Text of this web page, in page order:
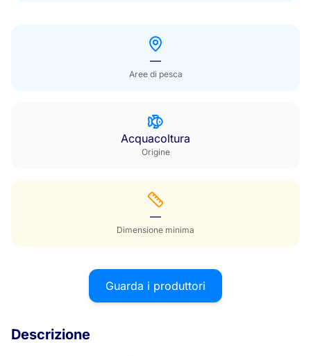
—
Aree di pesca
Acquacoltura
Origine
—
Dimensione minima
Guarda i produttori
Descrizione